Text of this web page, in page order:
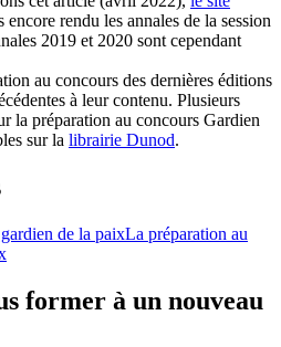
encore rendu les annales de la session
2019 et 2020 sont cependant
au concours des dernières éditions
à leur contenu. Plusieurs
la préparation au concours Gardien
sur la librairie Dunod.
de la paixLa préparation au
former à un nouveau